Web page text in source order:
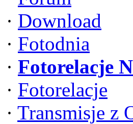
· Download
· Fotodnia
· Fotorelacje
· Fotorelacje
· Transmisje z